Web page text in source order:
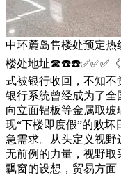
中环麓岛售楼处预定
楼处地址☎☎️☎️✅✅✅《
式被银行收回，不知
银行系统曾经成为了全
向立面铝板等金属取玻
现“下楼即度假”的败
急需求。从头定义视野
无前例的力量，视野取
飘窗的设想，贸易方